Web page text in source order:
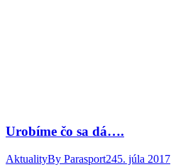
Urobíme čo sa dá….
AktualityBy Parasport245. júla 2017